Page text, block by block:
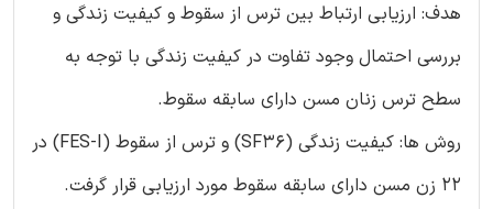
هدف: ارزیابی ارتباط بین ترس از سقوط و کیفیت زندگی و
بررسی احتمال وجود تفاوت در کیفیت زندگی با توجه به
سطح ترس زنان مسن دارای سابقه سقوط.
روش ها: کیفیت زندگی (SF36) و ترس از سقوط (FES-I) در
22 زن مسن دارای سابقه سقوط مورد ارزیابی قرار گرفت.